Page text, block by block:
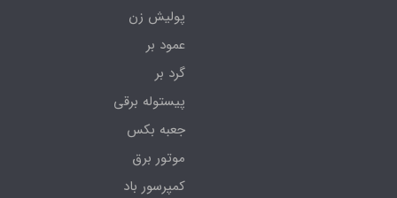
پولیش زن
عمود بر
گرد بر
پیستوله برقی
جعبه بکس
موتور برق
کمپرسور باد